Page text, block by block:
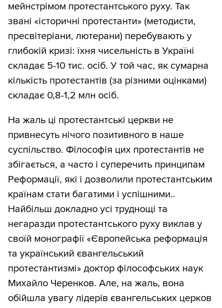
мейнстрімом протестантського руху. Так
звані «історичні протестанти» (методисти,
пресвітеріани, лютерани) перебувають у
глибокій кризі: їхня чисельність в Україні
складає 5-10 тис. осіб. У той час, як сумарна
кількість протестантів (за різними оцінками)
складає 0,8-1,2 млн осіб.
На жаль ці протестантські церкви не
привнесуть нічого позитивного в наше
суспільство. Філософія цих протестантів не
збігається, а часто і суперечить принципам
Реформації, які і дозволили протестантським
країнам стати багатими і успішними..
Найбільш докладно усі труднощі та
негаразди протестантського руху виклав у
своїй монографії «Європейська реформація
та український євангельський
протестантизмі» доктор філософських наук
Михайло Черенков. Але, на жаль, вона
обійшла увагу лідерів євангельських церков